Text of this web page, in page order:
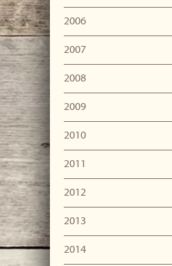
2006
2007
2008
2009
2010
2011
2012
2013
2014